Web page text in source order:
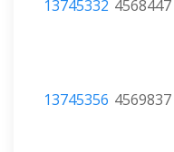
13745332 4568447
13745356 4569837